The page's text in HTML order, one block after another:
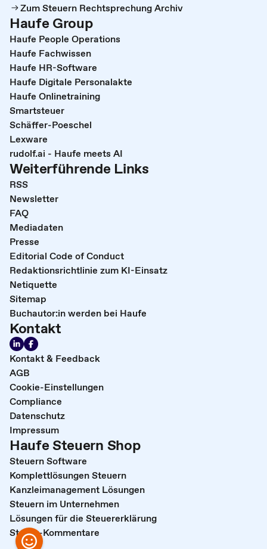
Zum Steuern Rechtsprechung Archiv
Haufe Group
Haufe People Operations
Haufe Fachwissen
Haufe HR-Software
Haufe Digitale Personalakte
Haufe Onlinetraining
Smartsteuer
Schäffer-Poeschel
Lexware
rudolf.ai - Haufe meets AI
Weiterführende Links
RSS
Newsletter
FAQ
Mediadaten
Presse
Editorial Code of Conduct
Redaktionsrichtlinie zum KI-Einsatz
Netiquette
Sitemap
Buchautor:in werden bei Haufe
Kontakt
Kontakt & Feedback
AGB
Cookie-Einstellungen
Compliance
Datenschutz
Impressum
Haufe Steuern Shop
Steuern Software
Komplettlösungen Steuern
Kanzleimanagement Lösungen
Steuern im Unternehmen
Lösungen für die Steuererklärung
Steuer-Kommentare